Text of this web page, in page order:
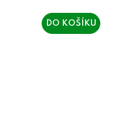
DO KOŠÍKU